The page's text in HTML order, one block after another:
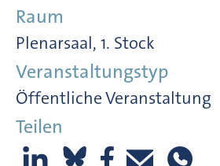
Raum
Plenarsaal, 1. Stock
Veranstaltungstyp
Öffentliche Veranstaltung
Teilen